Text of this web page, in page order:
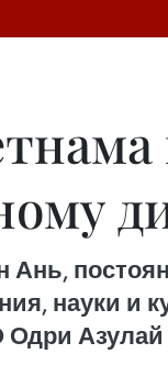
Ань,
науки
Азулай